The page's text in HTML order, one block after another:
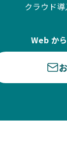
クラウド
Web か